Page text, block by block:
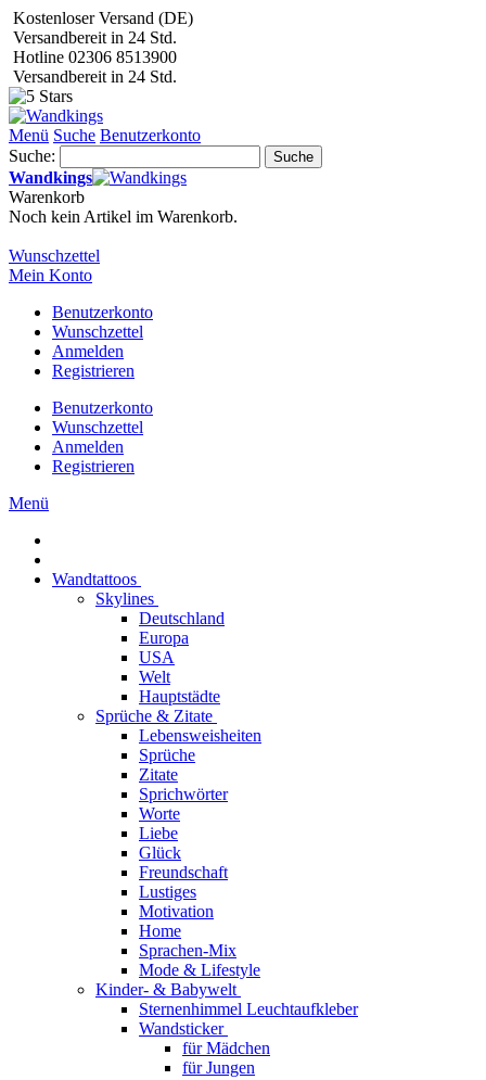
Kostenloser Versand (DE)
Versandbereit in 24 Std.
Hotline 02306 8513900
Versandbereit in 24 Std.
Menü Suche Benutzerkonto
Suche:
Suche
Wandkings
Warenkorb
Noch kein Artikel im Warenkorb.
Wunschzettel
Mein Konto
Benutzerkonto
Wunschzettel
Anmelden
Registrieren
Benutzerkonto
Wunschzettel
Anmelden
Registrieren
Menü
Wandtattoos
Skylines
Deutschland
Europa
USA
Welt
Hauptstädte
Sprüche & Zitate
Lebensweisheiten
Sprüche
Zitate
Sprichwörter
Worte
Liebe
Glück
Freundschaft
Lustiges
Motivation
Home
Sprachen-Mix
Mode & Lifestyle
Kinder- & Babywelt
Sternenhimmel Leuchtaufkleber
Wandsticker
für Mädchen
für Jungen